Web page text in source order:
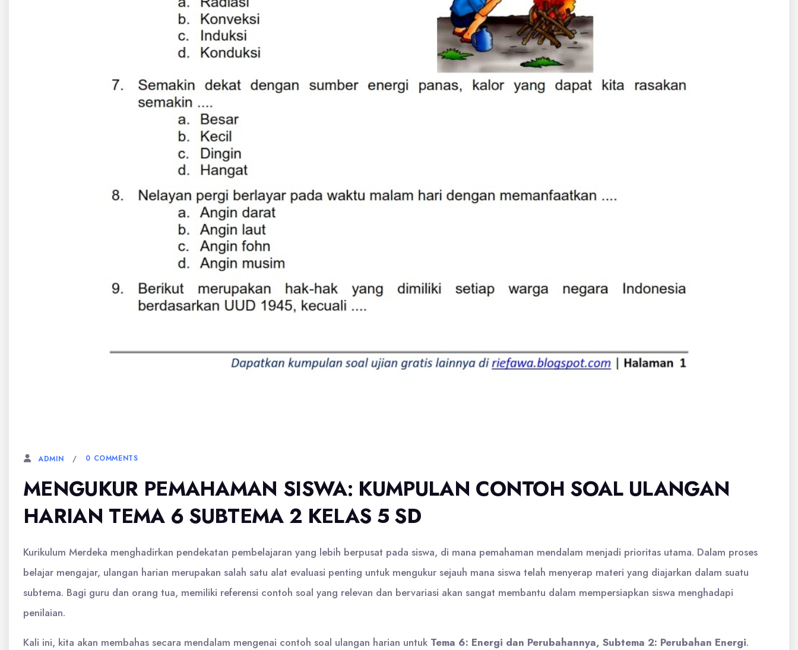
ADMIN 0 COMMENTS
MENGUKUR PEMAHAMAN SISWA: KUMPULAN CONTOH SOAL ULANGAN
HARIAN TEMA 6 SUBTEMA 2 KELAS 5 SD
Kurikulum Merdeka menghadirkan pendekatan pembelajaran yang lebih berpusat pada siswa, di mana pemahaman mendalam menjadi prioritas utama. Dalam proses
belajar mengajar, ulangan harian merupakan salah satu alat evaluasi penting untuk mengukur sejauh mana siswa telah menyerap materi yang diajarkan dalam suatu
subtema. Bagi guru dan orang tua, memiliki referensi contoh soal yang relevan dan bervariasi akan sangat membantu dalam mempersiapkan siswa menghadapi
penilaian.
Kali ini, kita akan membahas secara mendalam mengenai contoh soal ulangan harian untuk Tema 6: Energi dan Perubahannya, Subtema 2: Perubahan Energi.